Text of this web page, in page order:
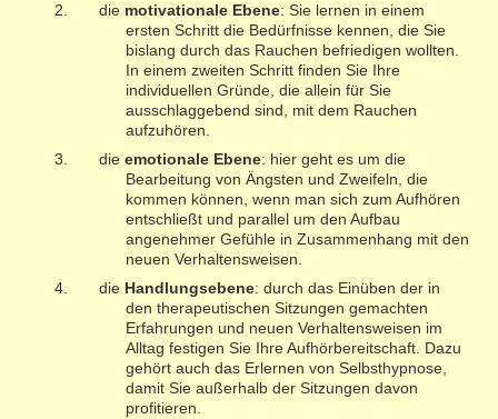
die motivationale Ebene: Sie lernen in einem
ersten Schritt die Bedürfnisse kennen, die Sie
bislang durch das Rauchen befriedigen wollten.
In einem zweiten Schritt finden Sie Ihre
individuellen Gründe, die allein für Sie
ausschlaggebend sind, mit dem Rauchen
aufzuhören.
die emotionale Ebene: hier geht es um die
Bearbeitung von Ängsten und Zweifeln, die
kommen können, wenn man sich zum Aufhören
entschließt und parallel um den Aufbau
angenehmer Gefühle in Zusammenhang mit den
neuen Verhaltensweisen.
die Handlungsebene: durch das Einüben der in
den therapeutischen Sitzungen gemachten
Erfahrungen und neuen Verhaltensweisen im
Alltag festigen Sie Ihre Aufhörbereitschaft. Dazu
gehört auch das Erlernen von Selbsthypnose,
damit Sie außerhalb der Sitzungen davon
profitieren.